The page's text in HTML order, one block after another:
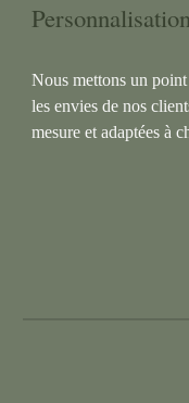
Nous mettons un
les envies de nos
mesure et adaptées à